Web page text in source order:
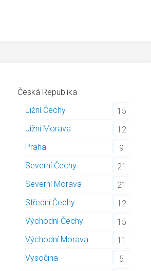
Česká Republika
Jižní Čechy
15
Jižní Morava
12
Praha
9
Severní Čechy
21
Severní Morava
21
Střední Čechy
12
Východní Čechy
15
Východní Morava
11
Vysočina
5